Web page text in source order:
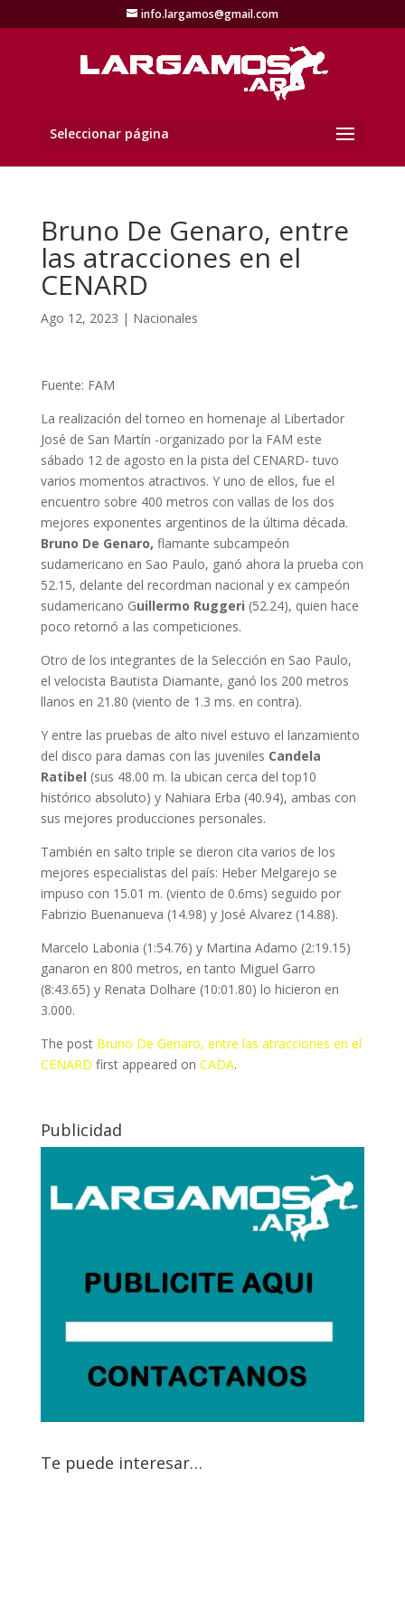
info.largamos@gmail.com
Seleccionar página
Bruno De Genaro, entre
las atracciones en el
CENARD
Ago 12, 2023 | Nacionales
Fuente: FAM
La realización del torneo en homenaje al Libertador
José de San Martín -organizado por la FAM este
sábado 12 de agosto en la pista del CENARD- tuvo
varios momentos atractivos. Y uno de ellos, fue el
encuentro sobre 400 metros con vallas de los dos
mejores exponentes argentinos de la última década.
Bruno De Genaro, flamante subcampeón
sudamericano en Sao Paulo, ganó ahora la prueba con
52.15, delante del recordman nacional y ex campeón
sudamericano Guillermo Ruggeri (52.24), quien hace
poco retornó a las competiciones.
Otro de los integrantes de la Selección en Sao Paulo,
el velocista Bautista Diamante, ganó los 200 metros
llanos en 21.80 (viento de 1.3 ms. en contra).
Y entre las pruebas de alto nivel estuvo el lanzamiento
del disco para damas con las juveniles Candela
Ratibel (sus 48.00 m. la ubican cerca del top10
histórico absoluto) y Nahiara Erba (40.94), ambas con
sus mejores producciones personales.
También en salto triple se dieron cita varios de los
mejores especialistas del país: Heber Melgarejo se
impuso con 15.01 m. (viento de 0.6ms) seguido por
Fabrizio Buenanueva (14.98) y José Alvarez (14.88).
Marcelo Labonia (1:54.76) y Martina Adamo (2:19.15)
ganaron en 800 metros, en tanto Miguel Garro
(8:43.65) y Renata Dolhare (10:01.80) lo hicieron en
3.000.
The post Bruno De Genaro, entre las atracciones en el
CENARD first appeared on CADA.
Publicidad
Te puede interesar…